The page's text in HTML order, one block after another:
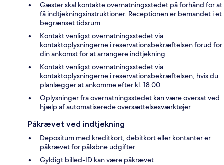
Gæster skal kontakte overnatningsstedet på forhånd for at
få indtjekningsinstruktioner. Receptionen er bemandet i et
begrænset tidsrum
Kontakt venligst overnatningsstedet via
kontaktoplysningerne i reservationsbekræftelsen forud for
din ankomst for at arrangere indtjekning
Kontakt venligst overnatningsstedet via
kontaktoplysningerne i reservationsbekræftelsen, hvis du
planlægger at ankomme efter kl. 18.00
Oplysninger fra overnatningsstedet kan være oversat ved
hjælp af automatiserede oversættelsesværktøjer
Påkrævet ved indtjekning
Depositum med kreditkort, debitkort eller kontanter er
påkrævet for påløbne udgifter
Gyldigt billed-ID kan være påkrævet